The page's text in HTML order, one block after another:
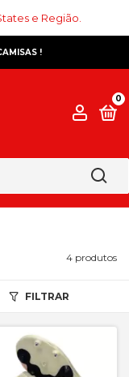
e Região.
!
0
4 produtos
FILTRAR